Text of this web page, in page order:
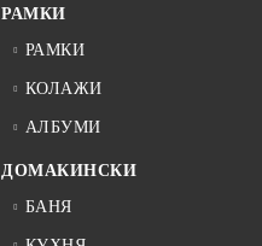
РАМКИ
РАМКИ
КОЛАЖИ
АЛБУМИ
ДОМАКИНСКИ
БАНЯ